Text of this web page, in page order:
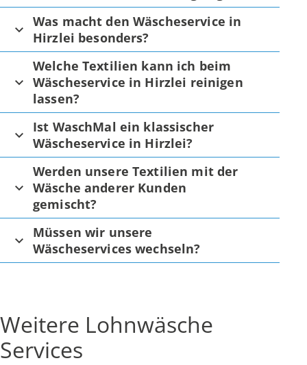
Was macht den Wäscheservice in
Hirzlei besonders?
Welche Textilien kann ich beim
Wäscheservice in Hirzlei reinigen
lassen?
Ist WaschMal ein klassischer
Wäscheservice in Hirzlei?
Werden unsere Textilien mit der
Wäsche anderer Kunden
gemischt?
Müssen wir unsere
Wäscheservices wechseln?
Weitere Lohnwäsche
Services